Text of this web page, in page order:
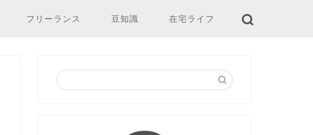
フリーランス 豆知識 在宅ライフ